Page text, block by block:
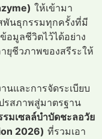
ให้เข้ามา
นธุกรรมทุกครั้งที่มี
อมูลชีวิตไว้ได้อย่าง
ยุชีวภาพของสรีระให้
นและการจัดระเบียบ
รสภาพสู่มาตรฐาน
รมเซลล์บำบัดชะลอวัย
2026) ที่รวมเอา